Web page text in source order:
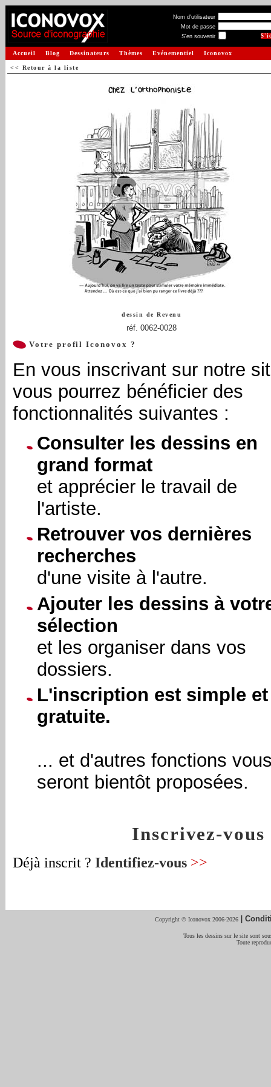
Nom d'utilisateur
Mot de passe
S'en souvenir
Accueil Blog Dessinateurs Thèmes Evénementiel Iconovox
<< Retour à la liste
dessin de Revenu
réf. 0062-0028
Votre profil Iconovox ?
En vous inscrivant sur notre
vous pourrez bénéficier des
fonctionnalités suivantes :
Consulter les dessins en
grand format
et apprécier le travail de
l'artiste.
Retrouver vos dernières
recherches
d'une visite à l'autre.
Ajouter les dessins à
sélection
et les organiser dans vos
dossiers.
L'inscription est simple et
gratuite.
... et d'autres fonctions
seront bientôt proposées.
Inscrivez-vous
Déjà inscrit ? Identifiez-vous >>
Copyright © Iconovox 2006-2026 |
Tous les dessins sur le site sont
Toute